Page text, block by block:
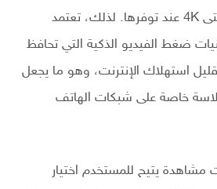
مشاهدة بدقة HD أو حتى 4K عند توفرها. لذلك، تعتمد
ضغط الفيديو الذكية التي تحافظ
استهلاك الإنترنت، وهو ما يجعل
خاصة على شبكات الهاتف
مشاهدة يتيح للمستخدم اختيار